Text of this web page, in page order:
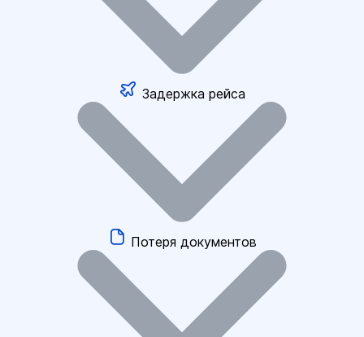
Задержка рейса
Потеря документов